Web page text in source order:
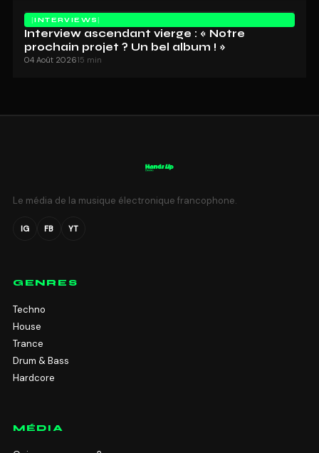
INTERVIEWS
Interview ascendant vierge : « Notre
prochain projet ? Un bel album ! »
04 Août 202615 min
Le média de la musique électronique francophone.
IG FB YT
GENRES
Techno
House
Trance
Drum & Bass
Hardcore
MÉDIA